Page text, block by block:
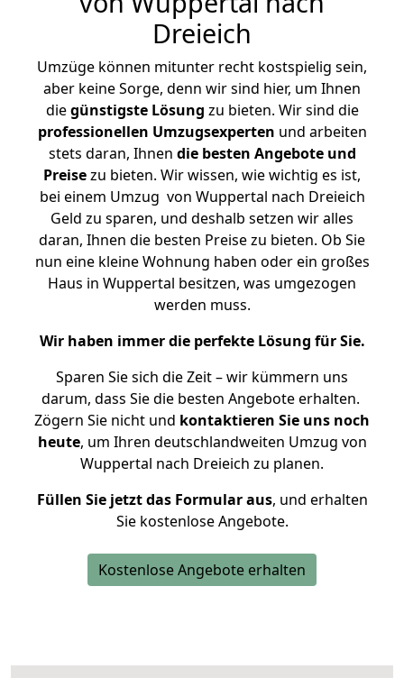
Dreieich
Umzüge können mitunter recht kostspielig sein,
aber keine Sorge, denn wir sind hier, um Ihnen
diegünstigste Lösung zu bieten. Wir sind die
professionellen Umzugsexperten und arbeiten
stets daran, Ihnen die besten Angebote und
Preisezu bieten. Wir wissen, wie wichtig es ist,
bei einem Umzug von Wuppertal nach Dreieich
Geld zu sparen, und deshalb setzen wir alles
daran, Ihnen die besten Preise zu bieten. Ob Sie
nun eine kleine Wohnung haben oder ein großes
Haus in Wuppertal besitzen, was umgezogen
werden muss.
Wir haben immer die perfekte Lösung für Sie.
Sparen Sie sich die Zeit – wir kümmern uns
darum, dass Sie die besten Angebote erhalten.
Zögern Sie nicht und kontaktieren Sie uns noch
heute, um Ihren deutschlandweiten Umzug von
Wuppertal nach Dreieich zu planen.
Füllen Sie jetzt das Formular aus, und erhalten
Sie kostenlose Angebote.
Kostenlose Angebote erhalten